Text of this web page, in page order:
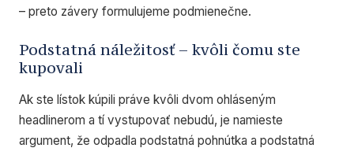
– preto závery formulujeme podmienečne.
Podstatná náležitosť – kvôli čomu ste
kupovali
Ak ste lístok kúpili práve kvôli dvom ohláseným
headlinerom a tí vystupovať nebudú, je namieste
argument, že odpadla podstatná pohnútka a podstatná